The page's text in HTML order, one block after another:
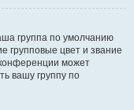
группа по умолчанию
групповые цвет и звание
может
вашу группу по